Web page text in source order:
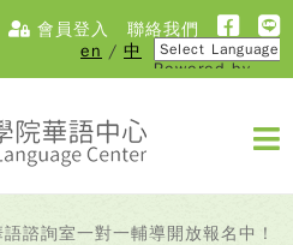
會員登入
聯絡我們
en / 中
Powered by
諮詢室一對一輔導開放報名中！